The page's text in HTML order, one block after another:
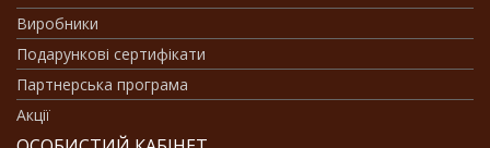
Виробники
Подарункові сертифікати
Партнерська програма
Акції